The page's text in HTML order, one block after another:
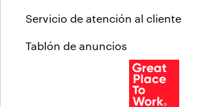
Servicio de atención al cliente
Tablón de anuncios